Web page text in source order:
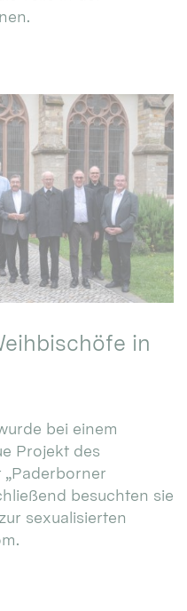
in
bei einem
Projekt des
besuchten sie
sexualisierten